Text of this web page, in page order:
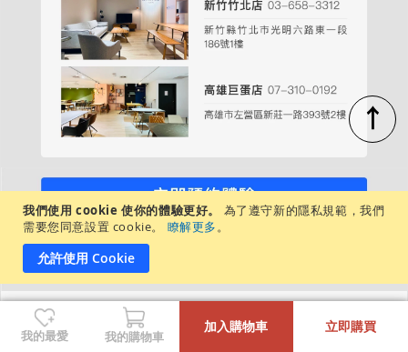
我們使用 cookie 使你的體驗更好。
為了遵守新的隱私規範，我們
需要您同意設置 cookie。
瞭解更多。
允許使用 Cookie
週一至週日，每日營業時間：11:00－20:00
各店展示商品不盡相同，建議先致電/私訊詢問
沙發/腳凳清潔
↑
我的最愛 我的購物車
加入購物車 立即購買
+
-